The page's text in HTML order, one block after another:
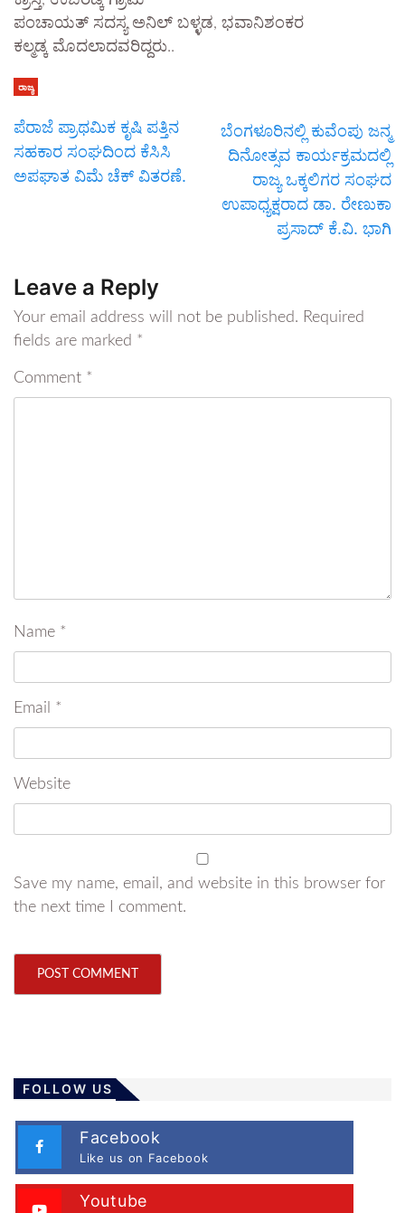
ಪಂಚಾಯತ್ ಸದಸ್ಯ ಅನಿಲ್ ಬಳ್ಳಡ, ಭವಾನಿಶಂಕರ
ಕಲ್ಮಡ್ಕ ಮೊದಲಾದವರಿದ್ದರು..
ರಾಜ್ಯ
ಪೆರಾಜೆ ಪ್ರಾಥಮಿಕ ಕೃಷಿ ಪತ್ತಿನ
ಸಹಕಾರ ಸಂಘದಿಂದ ಕೆಸಿಸಿ
ಅಪಘಾತ ವಿಮೆ ಚೆಕ್ ವಿತರಣೆ.
ಬೆಂಗಳೂರಿನಲ್ಲಿ ಕುವೆಂಪು ಜನ್ಮ
ದಿನೋತ್ಸವ ಕಾರ್ಯಕ್ರಮದಲ್ಲಿ
ರಾಜ್ಯ ಒಕ್ಕಲಿಗರ ಸಂಘದ
ಉಪಾಧ್ಯಕ್ಷರಾದ ಡಾ. ರೇಣುಕಾ
ಪ್ರಸಾದ್ ಕೆ.ವಿ. ಭಾಗಿ
Leave a Reply
Your email address will not be published. Required
fields are marked *
Comment *
Name *
Email *
Website
Save my name, email, and website in this browser for
the next time I comment.
FOLLOW US
Facebook
Like us on Facebook
Youtube